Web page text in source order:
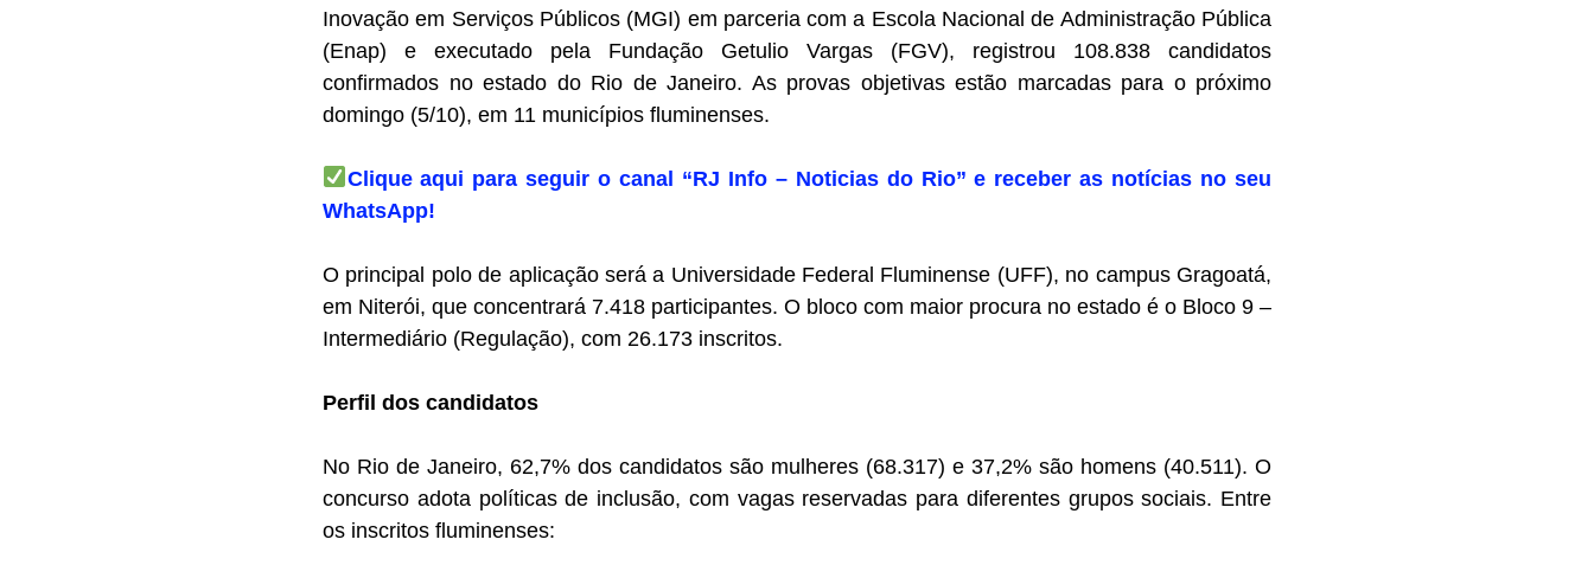
Inovação em Serviços Públicos (MGI) em parceria com a Escola Nacional de Administração Pública
(Enap) e executado pela Fundação Getulio Vargas (FGV), registrou 108.838 candidatos
confirmados no estado do Rio de Janeiro. As provas objetivas estão marcadas para o próximo
domingo (5/10), em 11 municípios fluminenses.
Clique aqui para seguir o canal “RJ Info – Noticias do Rio” e receber as notícias no seu
WhatsApp!
O principal polo de aplicação será a Universidade Federal Fluminense (UFF), no campus Gragoatá,
em Niterói, que concentrará 7.418 participantes. O bloco com maior procura no estado é o Bloco 9 –
Intermediário (Regulação), com 26.173 inscritos.
Perfil dos candidatos
No Rio de Janeiro, 62,7% dos candidatos são mulheres (68.317) e 37,2% são homens (40.511). O
concurso adota políticas de inclusão, com vagas reservadas para diferentes grupos sociais. Entre
os inscritos fluminenses: